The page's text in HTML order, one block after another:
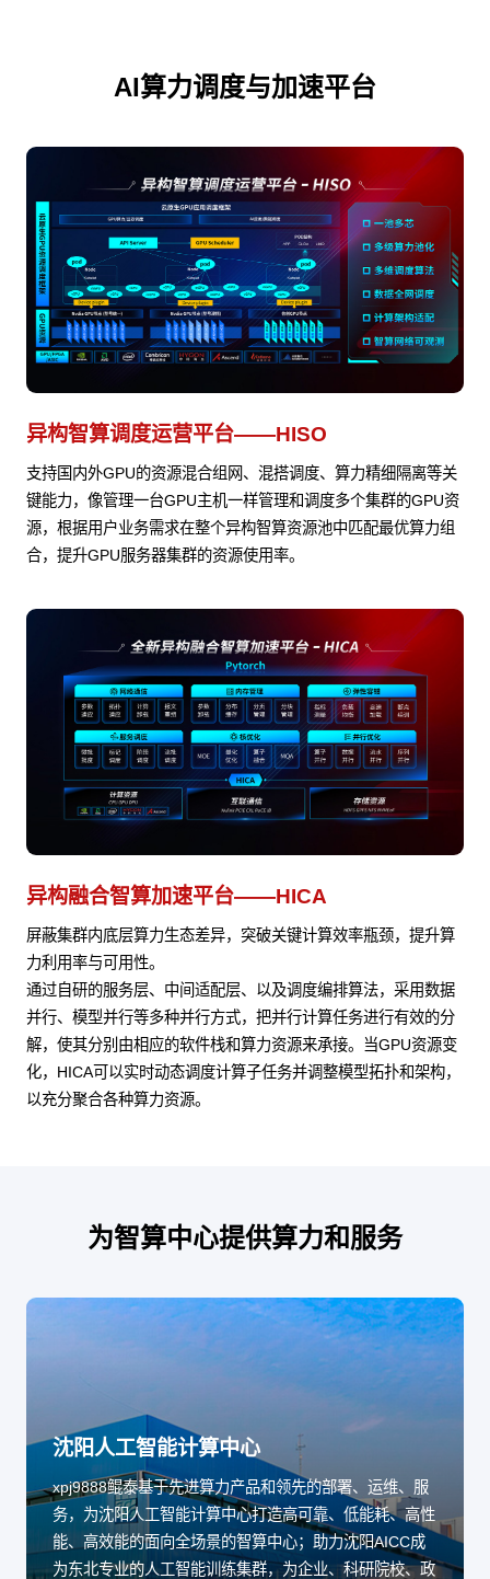
AI算力调度与加速平台
异构智算调度运营平台——HISO
支持国内外GPU的资源混合组网、混搭调度、算力精细隔离等关
键能力，像管理一台GPU主机一样管理和调度多个集群的GPU资
源，根据用户业务需求在整个异构智算资源池中匹配最优算力组
合，提升GPU服务器集群的资源使用率。
异构融合智算加速平台——HICA
屏蔽集群内底层算力生态差异，突破关键计算效率瓶颈，提升算
力利用率与可用性。
通过自研的服务层、中间适配层、以及调度编排算法，采用数据
并行、模型并行等多种并行方式，把并行计算任务进行有效的分
解，使其分别由相应的软件栈和算力资源来承接。当GPU资源变
化，HICA可以实时动态调度计算子任务并调整模型拓扑和架构，
以充分聚合各种算力资源。
为智算中心提供算力和服务
沈阳人工智能计算中心
xpj9888鲲泰基于先进算力产品和领先的部署、运维、服
务，为沈阳人工智能计算中心打造高可靠、低能耗、高性
能、高效能的面向全场景的智算中心；助力沈阳AICC成
为东北专业的人工智能训练集群，为企业、科研院校、政